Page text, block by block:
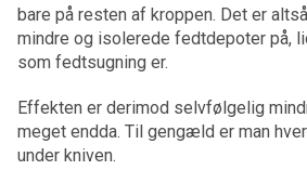
bare på resten af kroppen. Det er
mindre og isolerede fedtdepoter på,
som fedtsugning er.
Effekten er derimod selvfølgelig
meget endda. Til gengæld er man
under kniven.